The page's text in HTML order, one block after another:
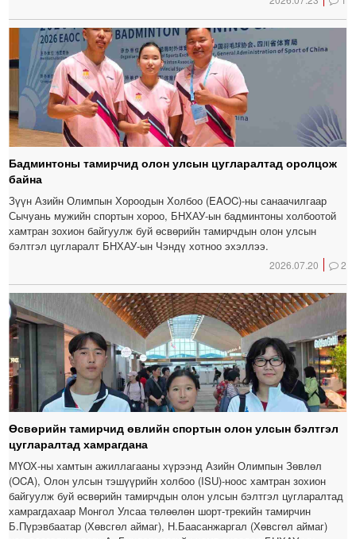
Бадминтоны тамирчид олон улсын цугларалтад оролцож
байна
Зүүн Азийн Олимпын Хороодын Холбоо (EAOC)-ны санаачилгаар
Сычуань мужийн спортын хороо, БНХАУ-ын бадминтоны холбоотой
хамтран зохион байгуулж буй өсвөрийн тамирчдын олон улсын
бэлтгэл цугларалт БНХАУ-ын Чэндү хотноо эхэллээ.
2026.07.20 2
Өсвөрийн тамирчид өвлийн спортын олон улсын бэлтгэл
цугларалтад хамрагдана
МҮОХ-ны хамтын ажиллагааны хүрээнд Азийн Олимпын Зөвлөл
(OCA), Олон улсын тэшүүрийн холбоо (ISU)-ноос хамтран зохион
байгуулж буй өсвөрийн тамирчдын олон улсын бэлтгэл цугларалтад
хамрагдахаар Монгол Улсаа төлөөлөн шорт-трекийн тамирчин
Б.Пүрэвбаатар (Хөвсгөл аймаг), Н.Баасанжаргал (Хөвсгөл аймаг)